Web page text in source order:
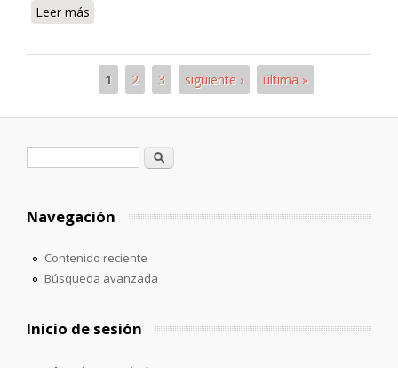
Leer más
1 2 3 siguiente › última »
Formulario de búsqueda
Buscar
Navegación
Contenido reciente
Búsqueda avanzada
Inicio de sesión